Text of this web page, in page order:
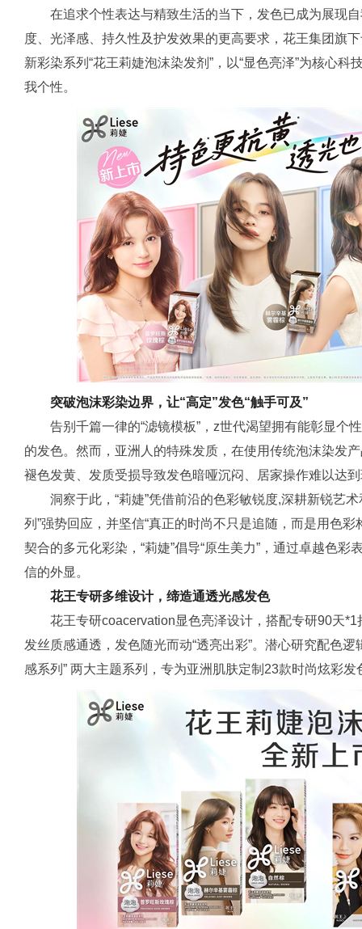
在追求个性表达与精致生活的当下，发色已成为展现
度、光泽感、持久性及护发效果的更高要求，花王集团旗
新彩染系列“花王莉婕泡沫染发剂”，以“显色亮泽”为核心科
我个性。
突破泡沫彩染边界，让“高定”发色“触手可及”
告别千篇一律的“滤镜模板”，z世代渴望拥有能彰显个
的发色。然而，亚洲人的特殊发质，在使用传统泡沫染发
褪色发黄、发质受损导致发色暗哑沉闷、居家操作难以达
洞察于此，“莉婕”凭借前沿的色彩敏锐度,深耕新锐艺
列”强势回应，并坚信“真正的时尚不只是追随，而是用色
契合的多元化彩染，“莉婕”倡导“原生美力”，通过卓越色
信的外显。
花王专研多维设计，缔造通透光感发色
花王专研coacervation显色亮泽设计，搭配专研90天
发丝质感通透，发色随光而动“透亮出彩”。潜心研究配色逻
感系列” 两大主题系列，专为亚洲肌肤定制23款时尚炫彩